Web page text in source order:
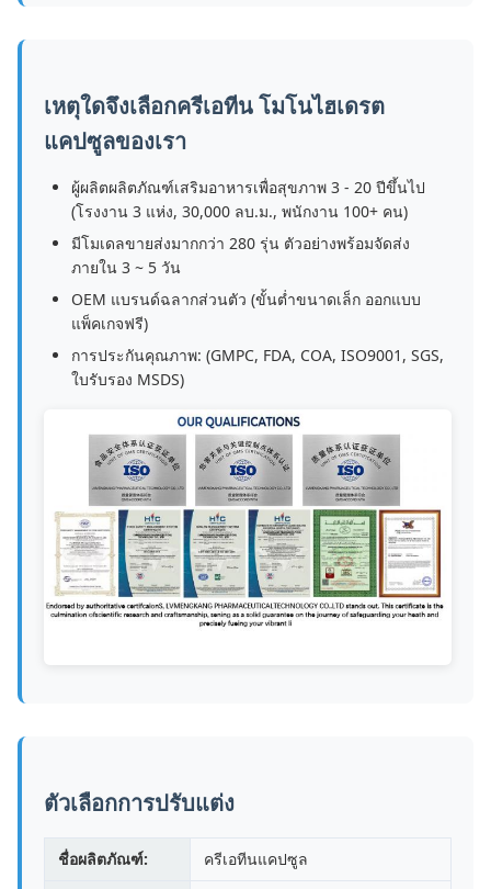
เหตุใดจึงเลือกครีเอทีน โมโนไฮเดรต
แคปซูลของเรา
ผู้ผลิตผลิตภัณฑ์เสริมอาหารเพื่อสุขภาพ 3 - 20 ปีขึ้นไป
(โรงงาน 3 แห่ง, 30,000 ลบ.ม., พนักงาน 100+ คน)
มีโมเดลขายส่งมากกว่า 280 รุ่น ตัวอย่างพร้อมจัดส่ง
ภายใน 3 ~ 5 วัน
OEM แบรนด์ฉลากส่วนตัว (ขั้นต่ำขนาดเล็ก ออกแบบ
แพ็คเกจฟรี)
การประกันคุณภาพ: (GMPC, FDA, COA, ISO9001, SGS,
ใบรับรอง MSDS)
ตัวเลือกการปรับแต่ง
ชื่อผลิตภัณฑ์: ครีเอทีนแคปซูล